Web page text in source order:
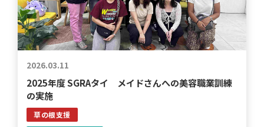
2026.03.11
2025年度 SGRAタイ メイドさんへの美容職業訓練
の実施
草の根支援